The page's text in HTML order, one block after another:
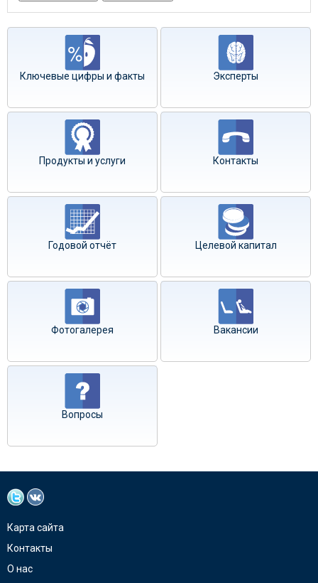
Ключевые цифры и факты Эксперты
Продукты и услуги Контакты
Годовой отчёт Целевой капитал
Фотогалерея Вакансии
Вопросы
Карта сайта
Контакты
О нас